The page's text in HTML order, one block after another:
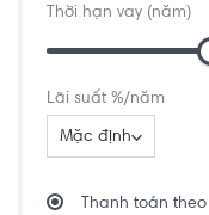
Thời hạn vay (năm)
Lãi suất %/năm
Mặc định
Thanh toán